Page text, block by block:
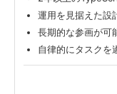
運用を見据えた設
長期的な参画が可
自律的にタスクを